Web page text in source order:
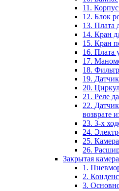
11.
12. Блок
13. Плата
14. Кран
15. Кран
16. Плата
17.
18.
19.
20.
21. Реле
22.
возврате
23. 3-х
24.
25.
26.
Закрытая
1.
2.
3.